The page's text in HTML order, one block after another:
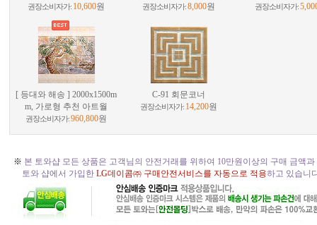
권장소비자가: 10,600원 권장소비자가:8,000원 권장소비자가:
[ 등대와 해송 ] 2000x1500m
m, 가로형 추천 아트월
권장소비자가:960,800원
C-91 회문코너
권장소비자가: 14,200원
※ 본 토와샵 모든 상품은 고객님의 안전거래를 위하여 10만원이상의 구매 금액
토와 샵에서 가입한 LG데이콤㈜ 구매안전서비스를 자동으로 적용하고 있습니